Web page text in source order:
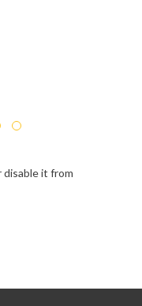
it from